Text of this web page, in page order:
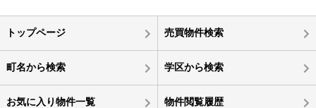
トップページ 売買物件検索
町名から検索 学区から検索
お気に入り物件一覧 物件閲覧履歴